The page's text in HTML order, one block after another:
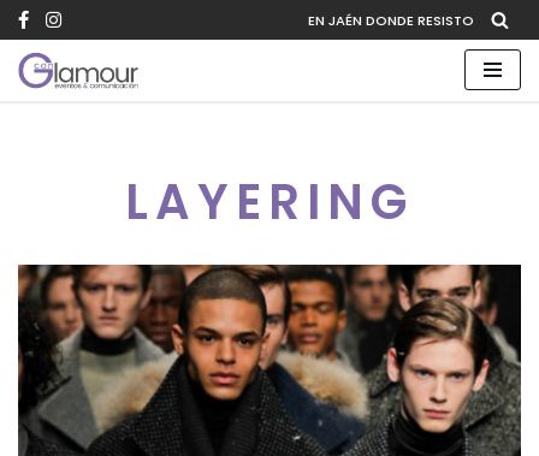
Saltar
al
EN JAÉN DONDE RESISTO
LAYERING